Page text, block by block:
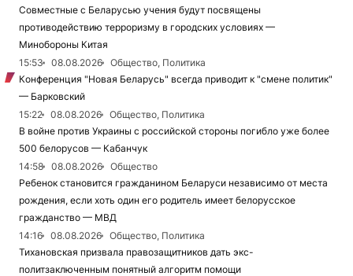
Совместные с Беларусью учения будут посвящены
противодействию терроризму в городских условиях —
Минобороны Китая
15:53
08.08.2026
Общество, Политика
Конференция "Новая Беларусь" всегда приводит к "смене политик"
— Барковский
15:22
08.08.2026
Общество, Политика
В войне против Украины с российской стороны погибло уже более
500 белорусов — Кабанчук
14:58
08.08.2026
Общество
Ребенок становится гражданином Беларуси независимо от места
рождения, если хоть один его родитель имеет белорусское
гражданство — МВД
14:16
08.08.2026
Общество, Политика
Тихановская призвала правозащитников дать экс-
политзаключенным понятный алгоритм помощи